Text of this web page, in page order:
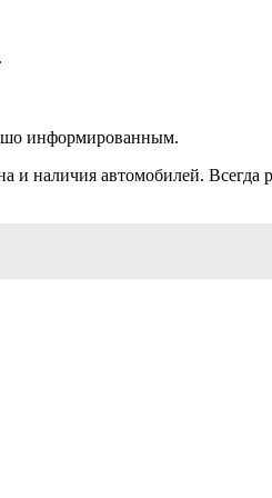
информированным.
и наличия автомобилей. Всегда